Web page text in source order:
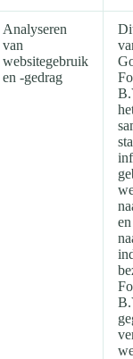
Analyseren
van
websitegebruik
en -gedrag